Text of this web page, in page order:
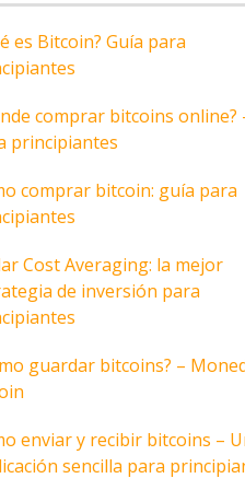
es Bitcoin? Guía para
comprar bitcoins online?
principiantes
comprar bitcoin: guía para
Cost Averaging: la mejor
de inversión para
guardar bitcoins? –
enviar y recibir bitcoins –
sencilla para